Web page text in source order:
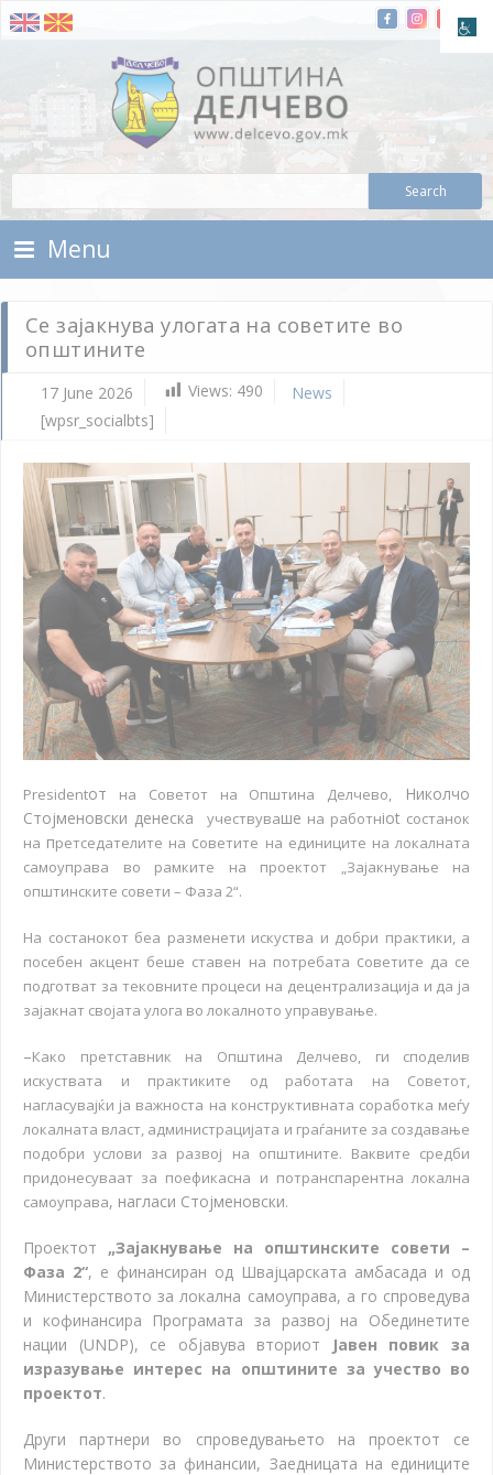
Skip To Content
Municipality of Delchevo
Menu
Се зајакнува улогата на советите во
општините
17 June 2026 Views: 490
News
[wpsr_socialbts]
Presidentот на Советот на Општина Делчево, Николчо
Стојменовски денеска
учествуваше на работнiot состанок
на претседателите на советите на единиците на локалната
самоуправа во рамките на проектот „Зајакнување на
општинските совети – Фаза 2“.
На состанокот беа разменети искуства и добри практики, а
посебен акцент беше ставен на потребата советите да се
подготват за тековните процеси на децентрализација и да ја
зајакнат својата улога во локалното управување.
–Како претставник на Општина Делчево, ги споделив
искуствата и практиките од работата на Советот,
нагласувајќи ја важноста на конструктивната соработка меѓу
локалната власт, администрацијата и граѓаните за создавање
подобри услови за развој на општините. Ваквите средби
придонесуваат за поефикасна и потранспарентна локална
самоуправа, нагласи Стојменовски.
Проектот „Зајакнување на општинските совети –
Фаза 2“, е финансиран од Швајцарската амбасада и од
Министерството за локална самоуправа, а го спроведува
и кофинансира Програмата за развој на Обединетите
нации (UNDP), се објавува вториот
Јавен повик за
изразување интерес на општините за учество во
проектот.
Други партнери во спроведувањето на проектот се
Министерството за финансии, Заедницата на единиците